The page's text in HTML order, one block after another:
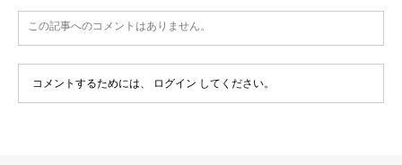
この記事へのコメントはありません。
コメントするためには、 ログイン してください。